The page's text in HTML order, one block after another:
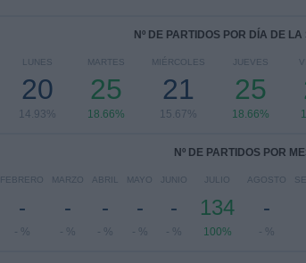
Nº DE PARTIDOS POR DÍA DE
LUNES
20
14.93%
MARTES
25
18.66%
MIÉRCOLES
21
15.67%
JUEVES
25
18.66%
Nº DE PARTIDOS POR
FEBRERO
-
- %
MARZO
-
- %
ABRIL
-
- %
MAYO
-
- %
JUNIO
-
- %
JULIO
134
100%
AGOSTO
-
- %